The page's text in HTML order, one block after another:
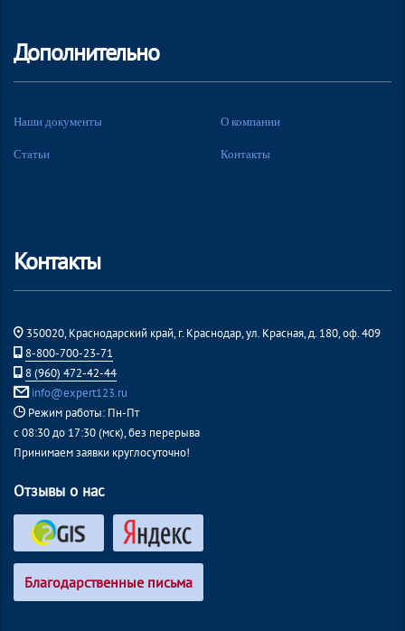
Дополнительно
Наши документы О компании
Статьи Контакты
Контакты
350020, Краснодарский край, г. Краснодар, ул. Красная, д. 180, оф. 409
8-800-700-23-71
8 (960) 472-42-44
info@expert123.ru
Режим работы: Пн-Пт
с 08:30 до 17:30 (мск), без перерыва
Принимаем заявки круглосуточно!
Отзывы о нас
Благодарственные письма